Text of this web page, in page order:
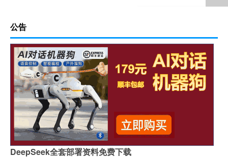
公告
DeepSeek全套部署资料免费下载